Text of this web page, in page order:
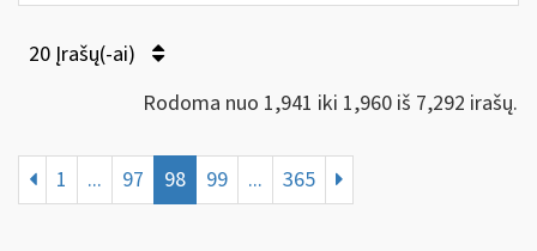
20 Įrašų(-ai)
Rodoma nuo 1,941 iki 1,960 iš 7,292 irašų.
1 ... 97 98 99 ... 365